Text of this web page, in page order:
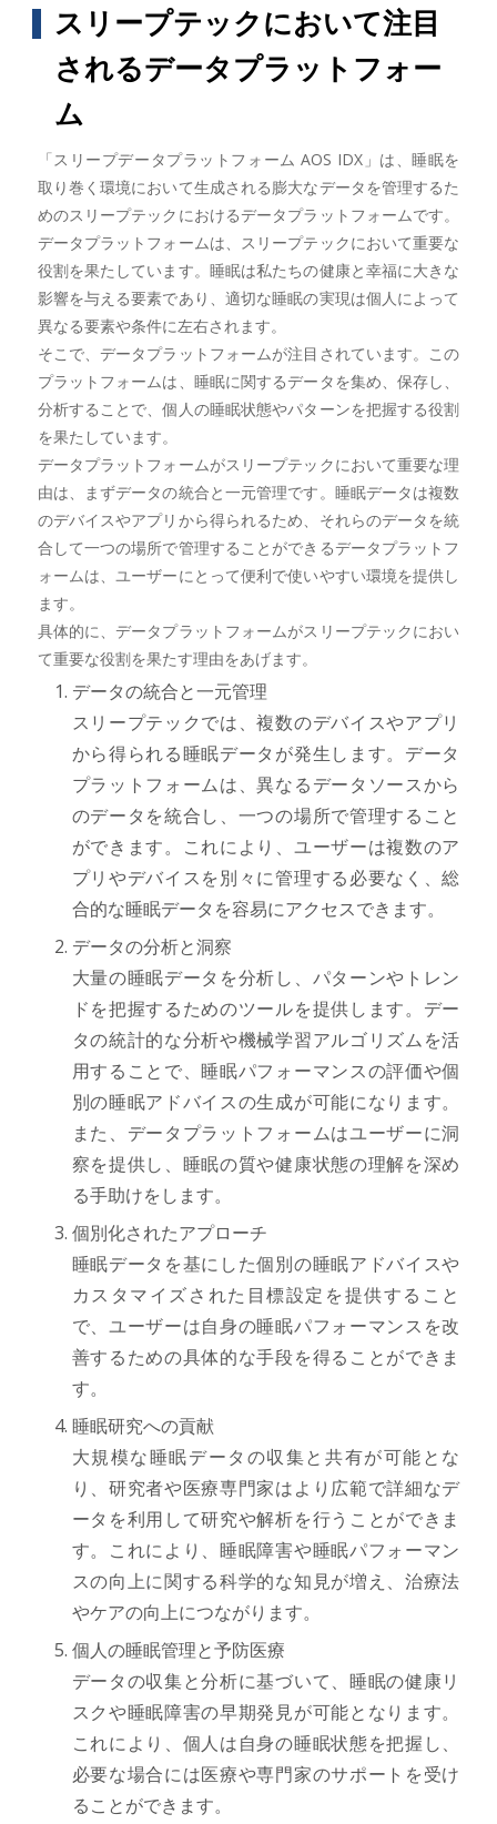
スリープテックにおいて注目
されるデータプラットフォー
ム
「スリープデータプラットフォーム AOS IDX」は、睡眠を
取り巻く環境において生成される膨大なデータを管理するた
めのスリープテックにおけるデータプラットフォームです。
データプラットフォームは、スリープテックにおいて重要な
役割を果たしています。睡眠は私たちの健康と幸福に大きな
影響を与える要素であり、適切な睡眠の実現は個人によって
異なる要素や条件に左右されます。
そこで、データプラットフォームが注目されています。この
プラットフォームは、睡眠に関するデータを集め、保存し、
分析することで、個人の睡眠状態やパターンを把握する役割
を果たしています。
データプラットフォームがスリープテックにおいて重要な理
由は、まずデータの統合と一元管理です。睡眠データは複数
のデバイスやアプリから得られるため、それらのデータを統
合して一つの場所で管理することができるデータプラットフ
ォームは、ユーザーにとって便利で使いやすい環境を提供し
ます。
具体的に、データプラットフォームがスリープテックにおい
て重要な役割を果たす理由をあげます。
データの統合と一元管理
スリープテックでは、複数のデバイスやアプリ
から得られる睡眠データが発生します。データ
プラットフォームは、異なるデータソースから
のデータを統合し、一つの場所で管理すること
ができます。これにより、ユーザーは複数のア
プリやデバイスを別々に管理する必要なく、総
合的な睡眠データを容易にアクセスできます。
データの分析と洞察
大量の睡眠データを分析し、パターンやトレン
ドを把握するためのツールを提供します。デー
タの統計的な分析や機械学習アルゴリズムを活
用することで、睡眠パフォーマンスの評価や個
別の睡眠アドバイスの生成が可能になります。
また、データプラットフォームはユーザーに洞
察を提供し、睡眠の質や健康状態の理解を深め
る手助けをします。
個別化されたアプローチ
睡眠データを基にした個別の睡眠アドバイスや
カスタマイズされた目標設定を提供すること
で、ユーザーは自身の睡眠パフォーマンスを改
善するための具体的な手段を得ることができま
す。
睡眠研究への貢献
大規模な睡眠データの収集と共有が可能とな
り、研究者や医療専門家はより広範で詳細なデ
ータを利用して研究や解析を行うことができま
す。これにより、睡眠障害や睡眠パフォーマン
スの向上に関する科学的な知見が増え、治療法
やケアの向上につながります。
個人の睡眠管理と予防医療
データの収集と分析に基づいて、睡眠の健康リ
スクや睡眠障害の早期発見が可能となります。
これにより、個人は自身の睡眠状態を把握し、
必要な場合には医療や専門家のサポートを受け
ることができます。